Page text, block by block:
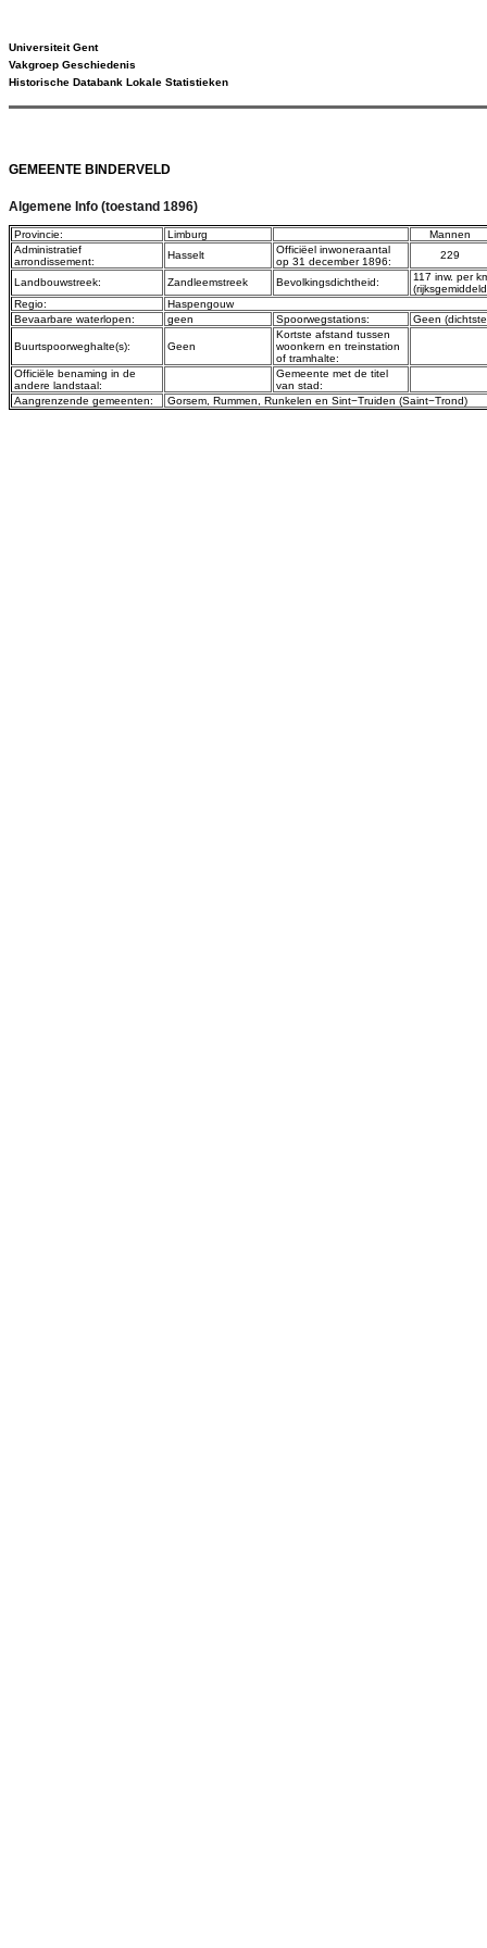
Universiteit Gent
Vakgroep Geschiedenis
Historische Databank Lokale Statistieken
GEMEENTE BINDERVELD
Algemene Info (toestand 1896)
Provincie: Limburg
Mannen
Administratief
arrondissement:
Hasselt
Officiëel inwoneraantal
op 31 december 1896:
229
Landbouwstreek: Zandleemstreek Bevolkingsdichtheid:
117 inw. per
Regio:
Haspengouw
Bevaarbare waterlopen:
geen Spoorwegstations: Geen
Buurtspoorweghalte(s): Geen
Kortste afstand tussen
woonkern en treinstation
of tramhalte:
Officiële benaming in de
andere landstaal:
Gemeente met de titel
van stad:
Aangrenzende gemeenten:
Gorsem Rummen Runkelen en Sint−Truiden (Saint−Trond)